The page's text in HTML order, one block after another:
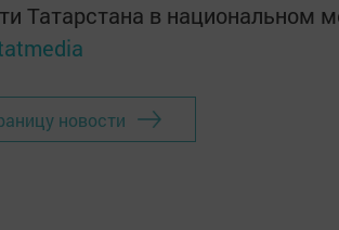
Татарстана в национальном
новости